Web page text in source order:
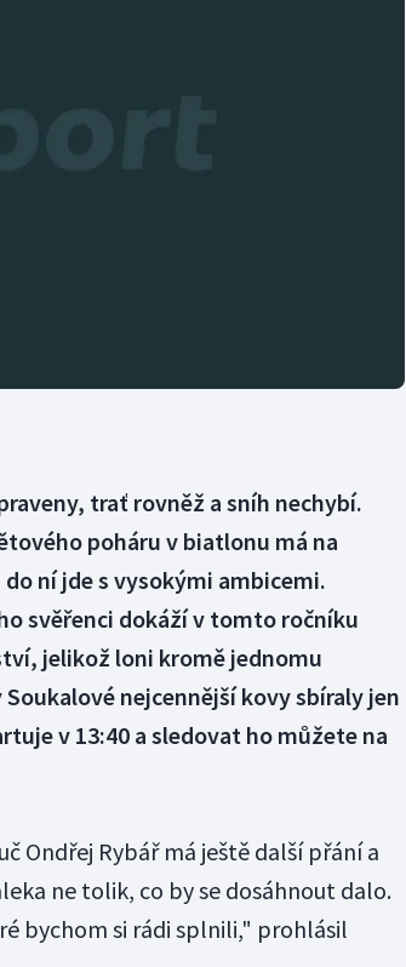
trať rovněž a sníh nechybí.
poháru v biatlonu má na
ní jde s vysokými ambicemi.
svěřenci dokáží v tomto ročníku
jelikož loni kromě jednomu
nejcennější kovy sbíraly jen
v 13:40 a sledovat ho můžete na
Ondřej Rybář má ještě další přání a
ne tolik, co by se dosáhnout dalo.
bychom si rádi splnili," prohlásil